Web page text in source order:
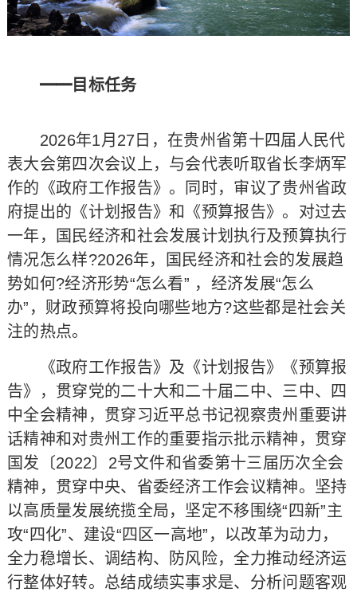
━━目标任务
2026年1月27日，在贵州省第十四届人民代
表大会第四次会议上，与会代表听取省长李炳军
作的《政府工作报告》。同时，审议了贵州省政
府提出的《计划报告》和《预算报告》。对过去
一年，国民经济和社会发展计划执行及预算执行
情况怎么样?2026年，国民经济和社会的发展趋
势如何?经济形势“怎么看” ，经济发展“怎么
办”，财政预算将投向哪些地方?这些都是社会关
注的热点。
《政府工作报告》及《计划报告》《预算报
告》，贯穿党的二十大和二十届二中、三中、四
中全会精神，贯穿习近平总书记视察贵州重要讲
话精神和对贵州工作的重要指示批示精神，贯穿
国发〔2022〕2号文件和省委第十三届历次全会
精神，贯穿中央、省委经济工作会议精神。坚持
以高质量发展统揽全局，坚定不移围绕“四新”主
攻“四化”、建设“四区一高地”，以改革为动力，
全力稳增长、调结构、防风险，全力推动经济运
行整体好转。总结成绩实事求是、分析问题客观